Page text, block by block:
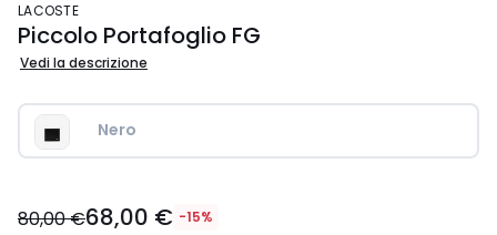
LACOSTE
Piccolo Portafoglio FG
Vedi la descrizione
Nero
€
80,00 €68,00 € -15%